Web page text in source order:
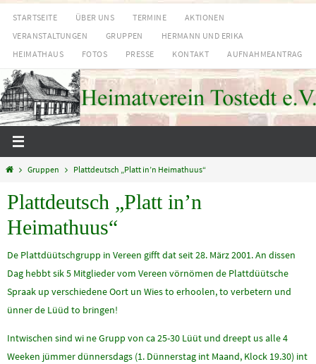
Zum
Inhalt
springen
STARTSEITE ÜBER UNS TERMINE
AKTIONEN
VERANSTALTUNGEN
GRUPPEN
HERMANN UND ERIKA
HEIMATHAUS
FOTOS PRESSE KONTAKT AUFNAHMEANTRAG
StartGruppen Plattdeutsch „Platt in’n Heimathuus“
Plattdeutsch „Platt in’n
Heimathuus“
De Plattdüütschgrupp in Vereen gifft dat seit 28. März 2001. An dissen
Dag hebbt sik 5 Mitglieder vom Vereen vörnömen de Plattdüütsche
Spraak up verschiedene Oort un Wies to erhoolen, to verbetern und
ünner de Lüüd to bringen!
Intwischen sind wi ne Grupp von ca 25-30 Lüüt und dreept us alle 4
Weeken jümmer dünnersdags (1. Dünnerstag int Maand, Klock 19.30) int